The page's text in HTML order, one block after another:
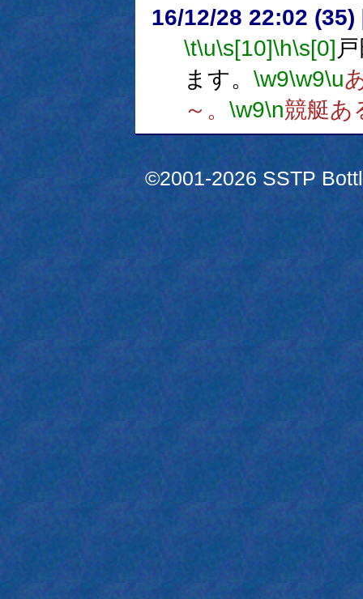
16/12/28 22:02 (35)
\t\u\s[10]\h\s[0]
ます。 \w9\w9\u
～。 \w9\n競艇あ
©2001-2026 SSTP